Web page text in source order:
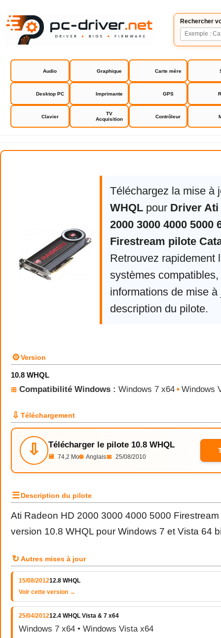
Rechercher
Audio Graphique Carte mère
Desktop PC Imprimante GPS
Clavier
TV
Acquisition
Contrôleur
Driver Ati Radeon HD 2000 3000
Téléchargez la mise à
WHQL pour Driver Ati
2000 3000 4000 5000
Firestream pilote
Retrouvez rapidement
systèmes compatibles,
informations de mise à
description du pilote.
⚙Version
10.8 WHQL
⊞ Compatibilité Windows : Windows 7 x64 • Windows
⇩ Téléchargement
⇩ Télécharger le pilote 10.8 WHQL
💾 74,2 Mo🌐 Anglais📅 25/08/2010
☰Description du pilote
Ati Radeon HD 2000 3000 4000 5000
version 10.8 WHQL pour Windows 7 et Vista 64
↻ Autres mises à jour
15/08/201212.8 WHQL
Voir cette version →
25/04/201212.4 WHQL Vista & 7 x64
Windows 7 x64 • Windows Vista x64